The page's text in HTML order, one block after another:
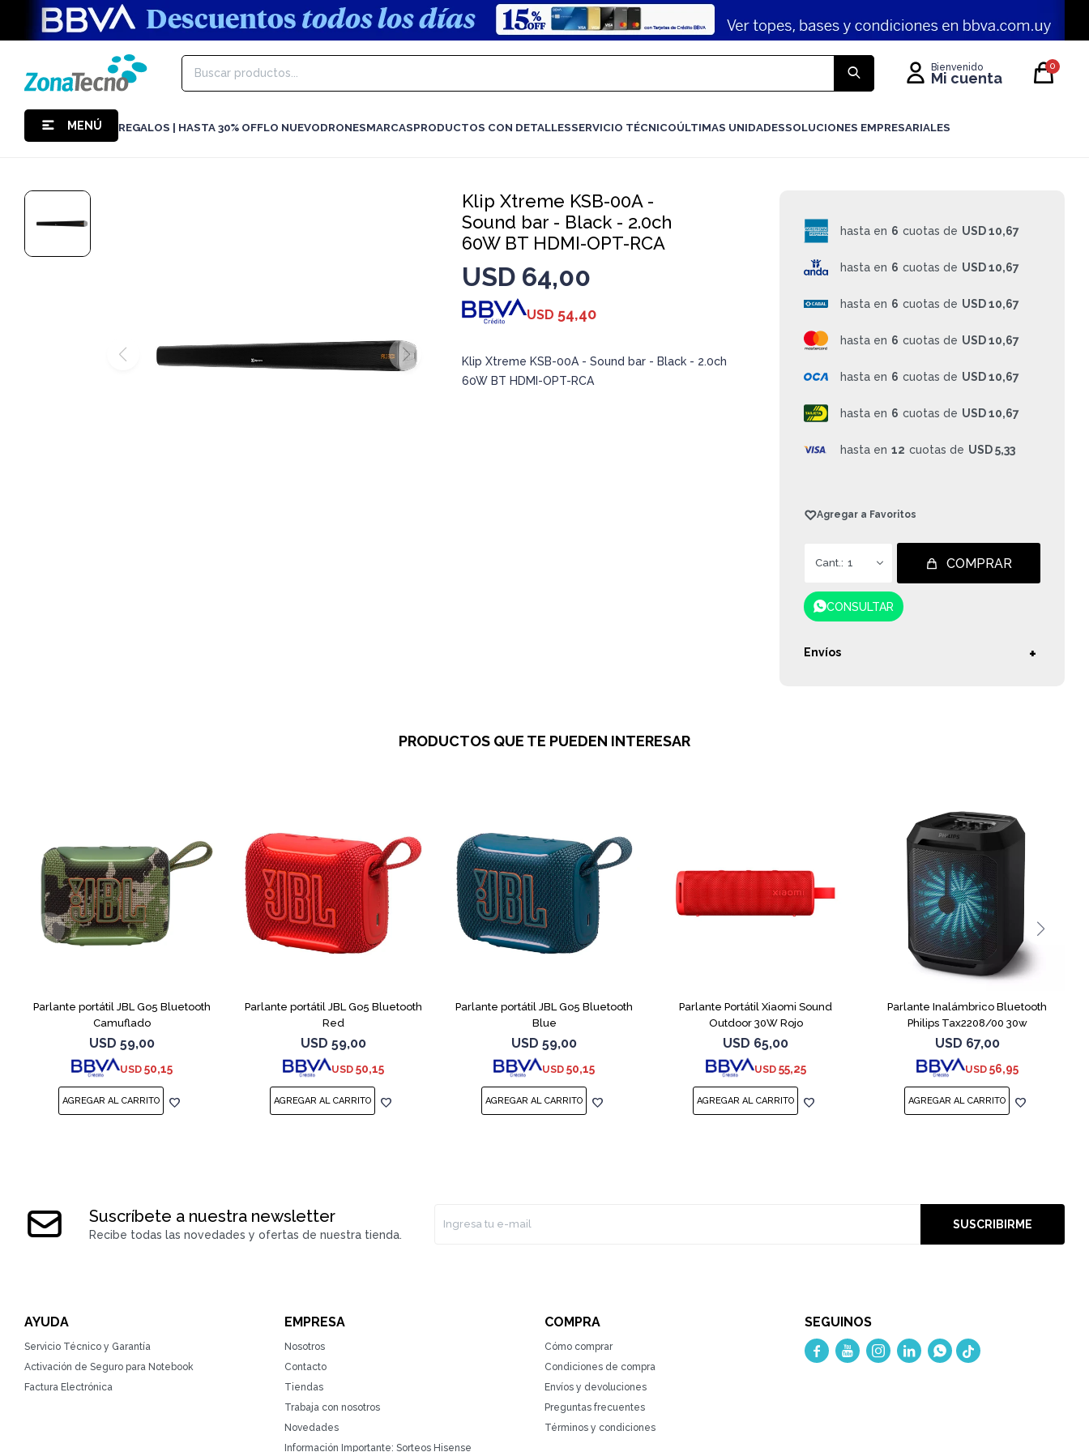
MENÚ REGALOS | HASTA 30% OFFLO NUEVODRONESMARCASPRODUCTOS CON DETALLESSERVICIO TÉCNICOÚLTIMAS UNIDADESSOLUCIONES EMPRESARIALES
0
Klip Xtreme KSB-00A -
Sound bar - Black - 2.0ch
60W BT HDMI-OPT-RCA
USD 64,00
USD 54,40
Klip Xtreme KSB-00A - Sound bar - Black - 2.0ch
60W BT HDMI-OPT-RCA
hasta en 6 cuotas de USD 10,67
hasta en 6 cuotas de USD 10,67
hasta en 6 cuotas de USD 10,67
hasta en 6 cuotas de USD 10,67
hasta en 6 cuotas de USD 10,67
hasta en 6 cuotas de USD 10,67
hasta en 12 cuotas de USD 5,33
1 COMPRAR
CONSULTAR
Envíos
PRODUCTOS QUE TE PUEDEN INTERESAR
Parlante portátil JBL Go5 Bluetooth
Camuflado
USD 59,00
USD 50,15
Parlante portátil JBL Go5 Bluetooth
Red
USD 59,00
USD 50,15
Parlante portátil JBL Go5 Bluetooth
Blue
USD 59,00
USD 50,15
Parlante Portátil Xiaomi Sound
Outdoor 30W Rojo
USD 65,00
USD 55,25
Parlante Inalámbrico Bluetooth
Philips Tax2208/00 30w
USD 67,00
USD 56,95
Suscríbete a nuestra newsletter
Recibe todas las novedades y ofertas de nuestra tienda.
SUSCRIBIRME
AYUDA
Servicio Técnico y Garantía
Activación de Seguro para Notebook
Factura Electrónica
EMPRESA
Nosotros
Contacto
Tiendas
Trabaja con nosotros
Novedades
Información Importante: Sorteos Hisense
COMPRA
Cómo comprar
Condiciones de compra
Envíos y devoluciones
Preguntas frecuentes
Términos y condiciones
SEGUINOS
    